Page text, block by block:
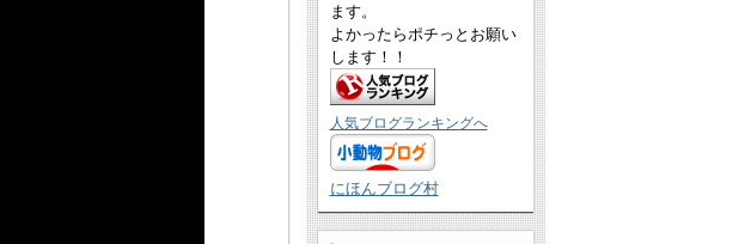
ます。
よかったらポチっとお願い
します！！
人気ブログランキングへ
にほんブログ村